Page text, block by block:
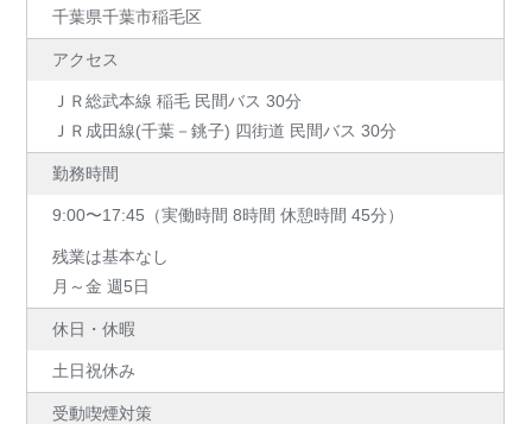
千葉県千葉市稲毛区
アクセス
ＪＲ総武本線 稲毛 民間バス 30分
ＪＲ成田線(千葉－銚子) 四街道 民間バス 30分
勤務時間
9:00〜17:45（実働時間 8時間 休憩時間 45分）
残業は基本なし
月～金 週5日
休日・休暇
土日祝休み
受動喫煙対策